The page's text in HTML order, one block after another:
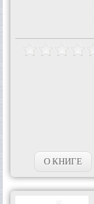
О КНИГЕ